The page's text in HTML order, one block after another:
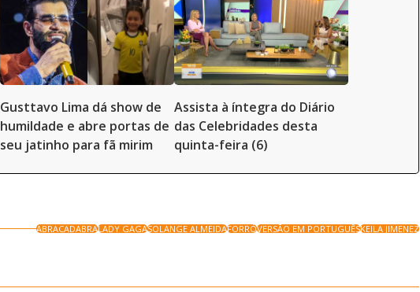
Gusttavo Lima dá show de
humildade e abre portas de
seu jatinho para fã mirim
Assista à íntegra do Diário
das Celebridades desta
quinta-feira (6)
ABRACADABRALADY GAGASOLANGE ALMEIDAFORRÓVERSÃO EM PORTUGUÊSKEILA JIMENEZ